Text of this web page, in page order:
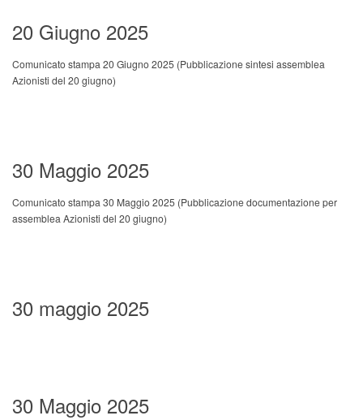
20 Giugno 2025
Comunicato stampa 20 Giugno 2025 (Pubblicazione sintesi assemblea
Azionisti del 20 giugno)
30 Maggio 2025
Comunicato stampa 30 Maggio 2025 (Pubblicazione documentazione per
assemblea Azionisti del 20 giugno)
30 maggio 2025
30 Maggio 2025